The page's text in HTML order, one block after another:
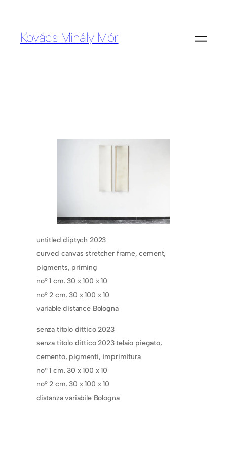
Kovács Mihály Mór
untitled diptych 2023
curved canvas stretcher frame, cement,
pigments, priming
no° 1 cm. 30 x 100 x 10
no° 2 cm. 30 x 100 x 10
variable distance Bologna
senza titolo dittico 2023
senza titolo dittico 2023 telaio piegato,
cemento, pigmenti, imprimitura
no° 1 cm. 30 x 100 x 10
no° 2 cm. 30 x 100 x 10
distanza variabile Bologna